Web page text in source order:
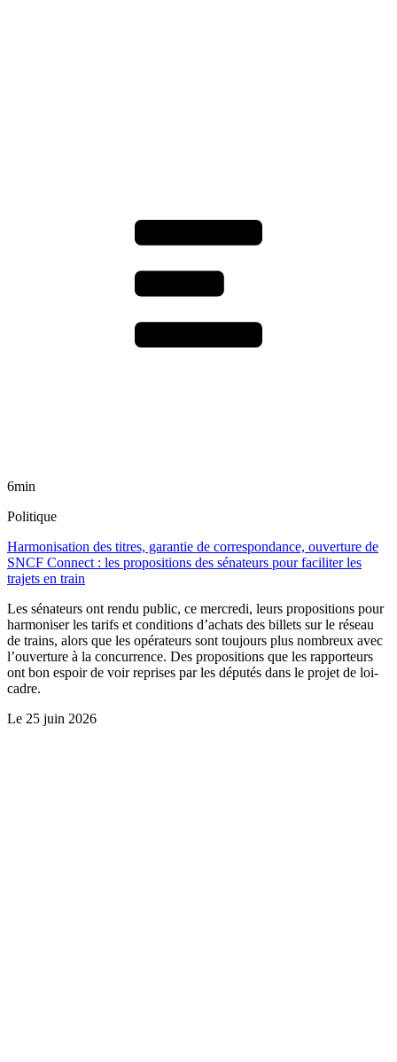
6min
Politique
Harmonisation des titres, garantie de correspondance, ouverture de
SNCF Connect : les propositions des sénateurs pour faciliter les
trajets en train
Les sénateurs ont rendu public, ce mercredi, leurs propositions pour
harmoniser les tarifs et conditions d’achats des billets sur le réseau
de trains, alors que les opérateurs sont toujours plus nombreux avec
l’ouverture à la concurrence. Des propositions que les rapporteurs
ont bon espoir de voir reprises par les députés dans le projet de loi-
cadre.
Le 25 juin 2026